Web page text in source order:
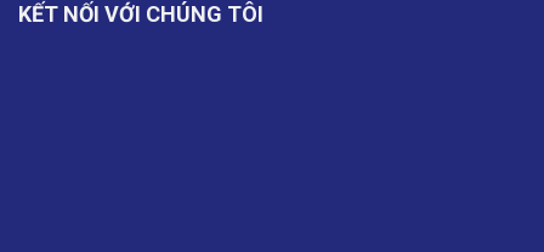
KẾT NỐI VỚI CHÚNG TÔI